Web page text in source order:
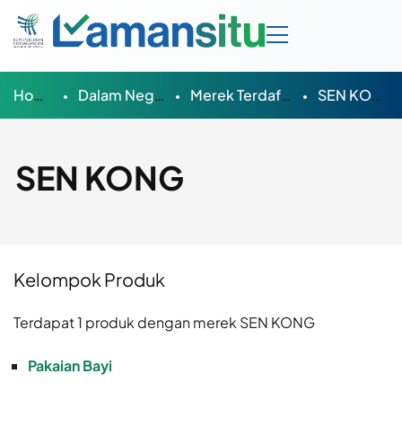
Home Dalam Negeri Merek Terdaftar SEN KONG
SEN KONG
Kelompok Produk
Terdapat 1 produk dengan merek SEN KONG
Pakaian Bayi